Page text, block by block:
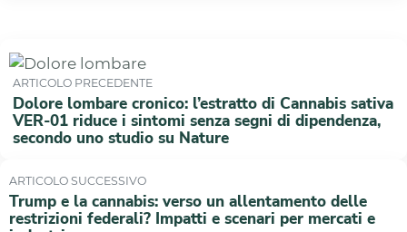
ARTICOLO PRECEDENTE
Dolore lombare cronico: l’estratto di Cannabis sativa
VER-01 riduce i sintomi senza segni di dipendenza,
secondo uno studio su Nature
ARTICOLO SUCCESSIVO
Trump e la cannabis: verso un allentamento delle
restrizioni federali? Impatti e scenari per mercati e